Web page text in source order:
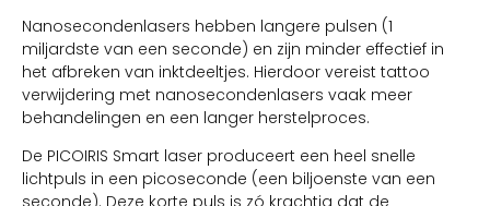
Nanosecondenlasers hebben langere pulsen (1
miljardste van een seconde) en zijn minder effectief in
het afbreken van inktdeeltjes. Hierdoor vereist tattoo
verwijdering met nanosecondenlasers vaak meer
behandelingen en een langer herstelproces.
De PICOIRIS Smart laser produceert een heel snelle
lichtpuls in een picoseconde (een biljoenste van een
seconde). Deze korte puls is zó krachtig dat de